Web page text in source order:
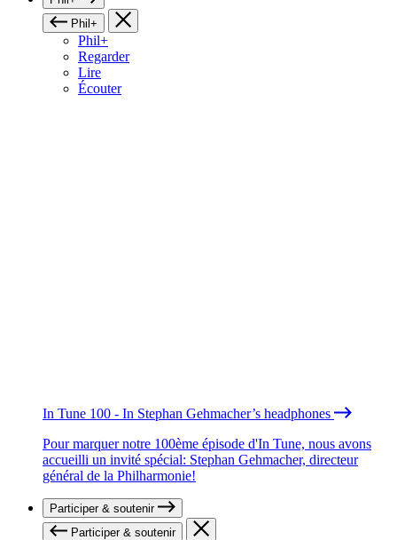
Phil+
Phil+
Regarder
Lire
Écouter
In Tune 100 - In Stephan Gehmacher’s headphones
Pour marquer notre 100ème épisode d'In Tune, nous avons
accueilli un invité spécial: Stephan Gehmacher, directeur
général de la Philharmonie!
Participer & soutenir
Participer & soutenir